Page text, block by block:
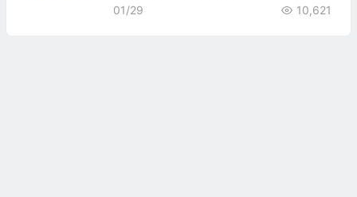
01/29 10,621